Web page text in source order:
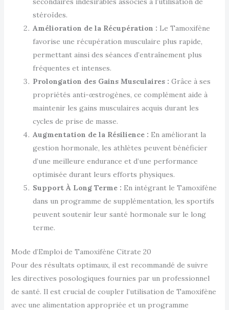
stéroïdes.
Amélioration de la Récupération : Le Tamoxifène
favorise une récupération musculaire plus rapide,
permettant ainsi des séances d’entraînement plus
fréquentes et intenses.
Prolongation des Gains Musculaires : Grâce à ses
propriétés anti-œstrogènes, ce complément aide à
maintenir les gains musculaires acquis durant les
cycles de prise de masse.
Augmentation de la Résilience : En améliorant la
gestion hormonale, les athlètes peuvent bénéficier
d’une meilleure endurance et d’une performance
optimisée durant leurs efforts physiques.
Support À Long Terme : En intégrant le Tamoxifène
dans un programme de supplémentation, les sportifs
peuvent soutenir leur santé hormonale sur le long
terme.
Mode d’Emploi de Tamoxifène Citrate 20
Pour des résultats optimaux, il est recommandé de suivre
les directives posologiques fournies par un professionnel
de santé. Il est crucial de coupler l’utilisation de Tamoxifène
avec une alimentation appropriée et un programme